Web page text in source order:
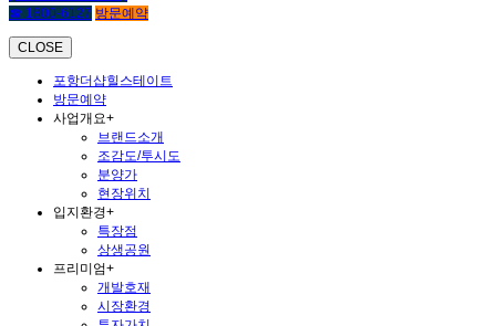
☎ 1800-6127 방문예약
CLOSE
포항더샵힐스테이트
방문예약
사업개요+
브랜드소개
조감도/투시도
분양가
현장위치
입지환경+
특장점
상생공원
프리미엄+
개발호재
시장환경